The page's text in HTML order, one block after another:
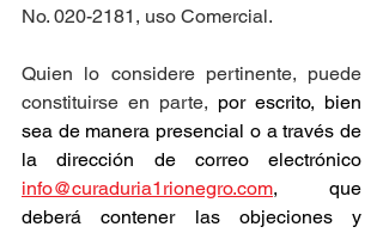
No. 020-2181, uso Comercial.
Quien lo considere pertinente, puede
constituirse en parte, por escrito, bien
sea de manera presencial o a través de
info@curaduria1rionegro.com, que
deberá contener las objeciones y